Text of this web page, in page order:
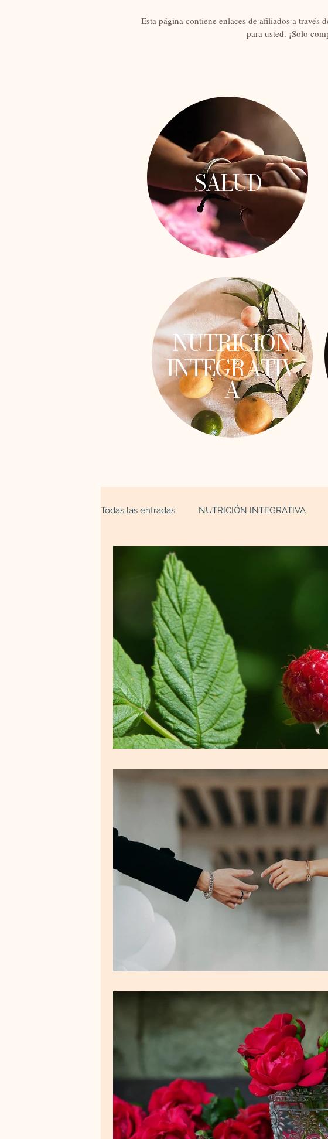
Esta página contiene enlaces de afiliados a
para usted. ¡Solo
SALUD
NUTRICIÓN
INTEGRATIV
A
Todas las entradas NUTRICIÓN INTEGRATIVA
ESPIRITUALIDAD